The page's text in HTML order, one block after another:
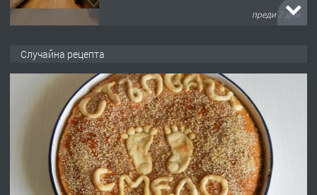
преди 2 дни
АПАРТАМЕНТ В ЦЕНТЪРА НА ГР.
ХАСКОВО
преди 3 дни
ПРЕДЛАГА Давам гараж под наем
Случайна рецепта